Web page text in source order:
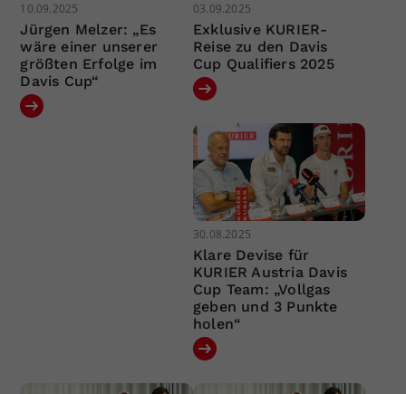
10.09.2025
Jürgen Melzer: „Es
wäre einer unserer
größten Erfolge im
Davis Cup“
03.09.2025
Exklusive KURIER-
Reise zu den Davis
Cup Qualifiers 2025
30.08.2025
Klare Devise für
KURIER Austria Davis
Cup Team: „Vollgas
geben und 3 Punkte
holen“